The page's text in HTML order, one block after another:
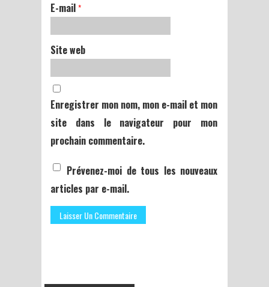
E-mail *
Site web
Enregistrer mon nom, mon e-mail et mon
site dans le navigateur pour mon
prochain commentaire.
Prévenez-moi de tous les nouveaux
articles par e-mail.